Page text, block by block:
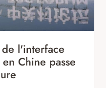
l'interface
Chine passe